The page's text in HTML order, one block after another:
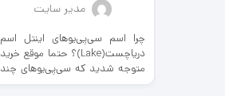
مدیر سایت
چرا اسم سی‌پی‌یوهای اینتل اسم
دریاچست(Lake)؟ حتما موقع خرید
متوجه شدید که سی‌پی‌یوهای چند